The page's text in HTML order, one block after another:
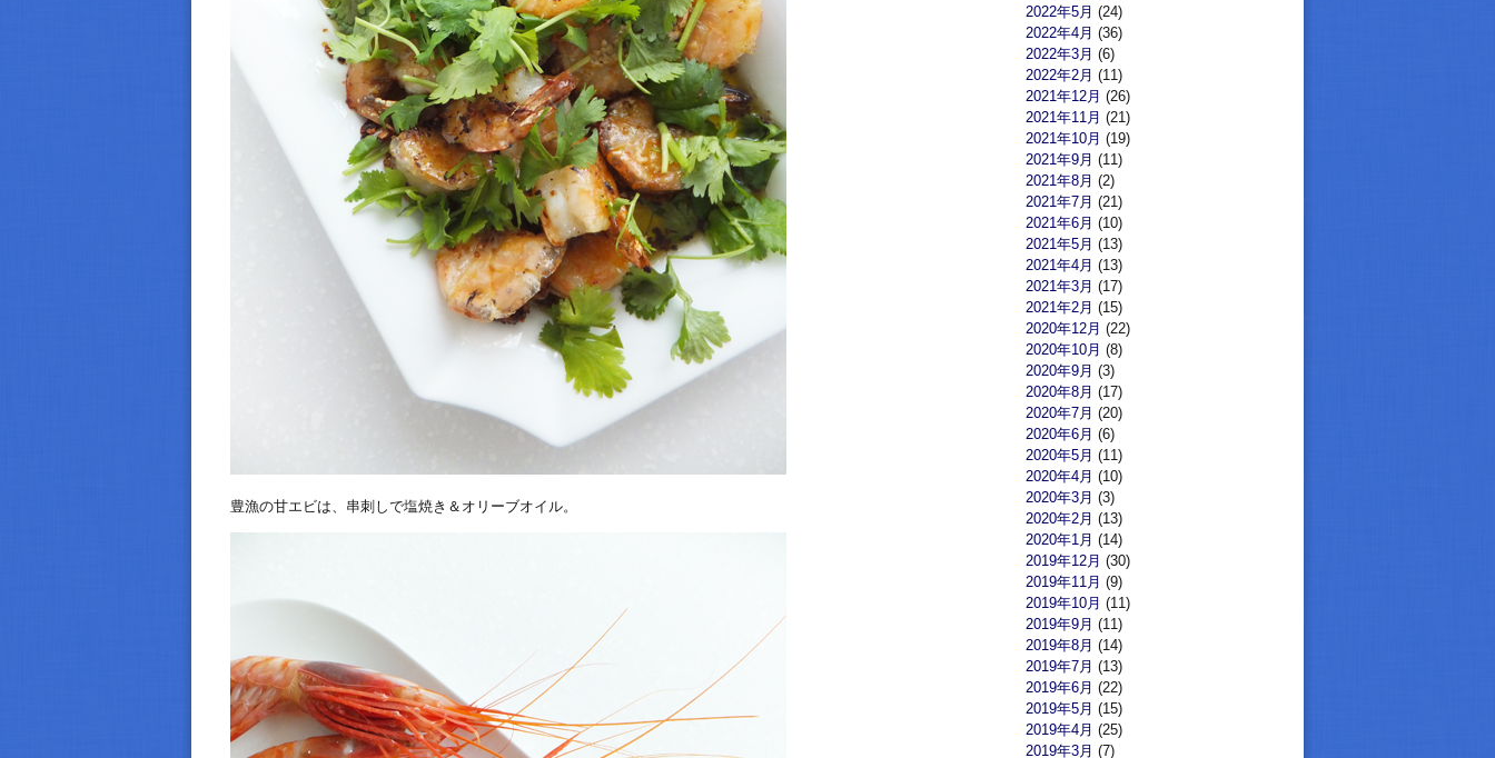
豊漁の甘エビは、串刺しで塩焼き＆オリーブオイル。
2022年5月 (24)
2022年4月 (36)
2022年3月 (6)
2022年2月 (11)
2021年12月 (26)
2021年11月 (21)
2021年10月 (19)
2021年9月 (11)
2021年8月 (2)
2021年7月 (21)
2021年6月 (10)
2021年5月 (13)
2021年4月 (13)
2021年3月 (17)
2021年2月 (15)
2020年12月 (22)
2020年10月 (8)
2020年9月 (3)
2020年8月 (17)
2020年7月 (20)
2020年6月 (6)
2020年5月 (11)
2020年4月 (10)
2020年3月 (3)
2020年2月 (13)
2020年1月 (14)
2019年12月 (30)
2019年11月 (9)
2019年10月 (11)
2019年9月 (11)
2019年8月 (14)
2019年7月 (13)
2019年6月 (22)
2019年5月 (15)
2019年4月 (25)
2019年3月 (7)